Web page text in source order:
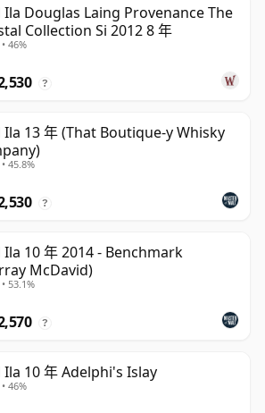
Ila Douglas Laing Provenance The
Collection Si 2012 8 年
46%
?
Ila 13 年 (That Boutique-y Whisky
45.8%
?
Ila 10 年 2014 - Benchmark
McDavid)
53.1%
?
Ila 10 年 Adelphi's Islay
46%